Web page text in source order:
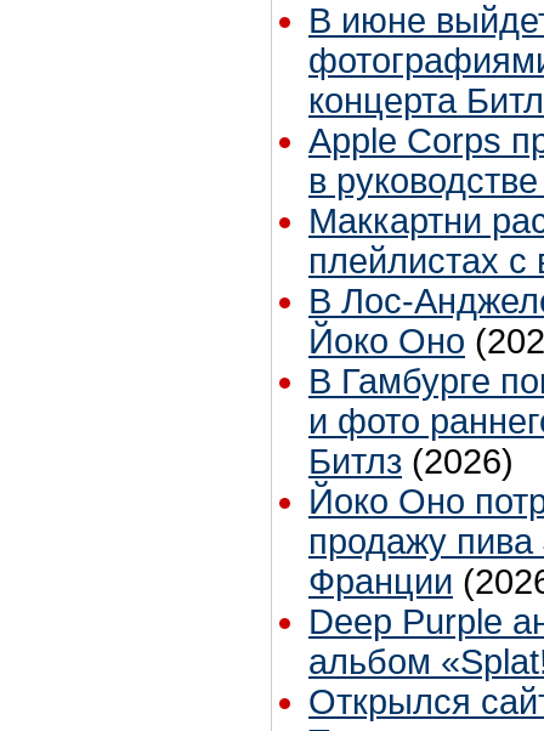
В июне
концерта
Apple Corps
в
Маккартни
плейлистах с
В Лос-
Йоко Оно
В Гамбурге
и фото
Битлз (2026)
Йоко Оно
продажу
Франции
Deep Purple
альбом
Открылся